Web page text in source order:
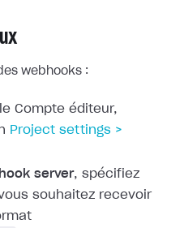
webhooks :
Compte éditeur,
Project settings >
server, spécifiez
souhaitez recevoir